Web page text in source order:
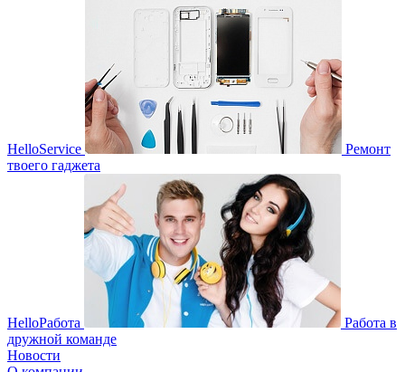
HelloService
Ремонт
твоего гаджета
HelloРабота
Работа в
дружной команде
Новости